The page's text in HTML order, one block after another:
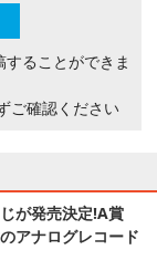
ることができま
ご確認ください
が発売決定!A賞
アナログレコード